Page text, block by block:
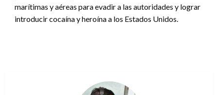
marítimas y aéreas para evadir a las autoridades y lograr
introducir cocaína y heroína a los Estados Unidos.